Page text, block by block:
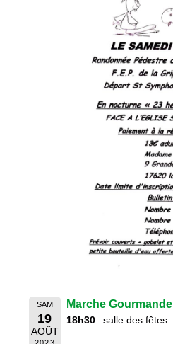
SAM
19
AOÛT
Marche Gourmande
18h30 salle des fêtes